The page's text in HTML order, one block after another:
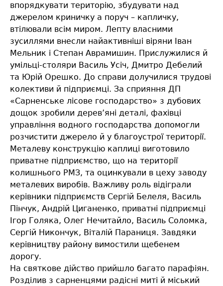
впорядкувати територію, збудувати над
джерелом криничку а поруч – капличку,
втілювали всім миром. Лепту власними
зусиллями внесли найактивніші віряни Іван
Мельник і Степан Аврамишин. Прислужилися й
умільці-столяри Василь Усіч, Дмитро Дебелий
та Юрій Орешко. До справи долучилися трудові
колективи й підприємці. За сприяння ДП
«Сарненське лісове господарство» з дубових
дощок зробили дерев’яні деталі, фахівці
управління водного господарства допомогли
розчистити джерело й у благоустрої території.
Металеву конструкцію каплиці виготовило
приватне підприємство, що на території
колишнього РМЗ, та оцинкували в цеху заводу
металевих виробів. Важливу роль відіграли
керівники підприємств Сергій Белеля, Василь
Пінчук, Андрій Циганенко, приватні підприємці
Ігор Голяка, Олег Нечитайло, Василь Соломка,
Сергій Никончук, Віталій Параниця. Завдяки
керівництву району вимостили щебенем
дорогу.
На святкове дійство прийшло багато парафіян.
Розділив з сарненцями радісні миті й міський